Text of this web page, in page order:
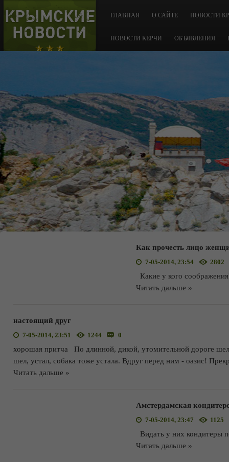
КРЫМСКИЕ
НОВОСТИ
ГЛАВНАЯ О САЙТЕ НОВОСТИ
НОВОСТИ КЕРЧИ ОБЪЯВЛЕНИЯ
Как прочесть лицо
7-05-2014, 23:54 2802
Какие у кого
Читать дальше »
настоящий друг
7-05-2014, 23:51 1244 0
хорошая притча По длинной, дикой, утомительной дороге
шел, устал, собака тоже устала. Вдруг перед ним - оазис!
Читать дальше »
Амстердамская
7-05-2014, 23:47 1125
Видать у них кондитеры
Читать дальше »